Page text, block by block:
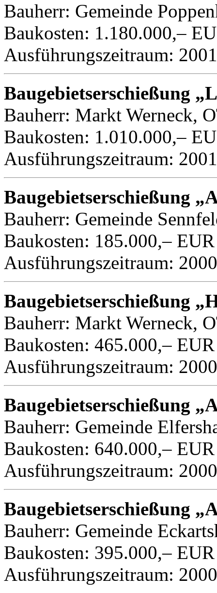
Bauherr: Gemeinde
Baukosten: 1.180.000,–
Ausführungszeitraum: 2001
Baugebietserschießung
Bauherr: Markt Werneck,
Baukosten: 1.010.000,–
Ausführungszeitraum: 2001
Baugebietserschießung
Bauherr: Gemeinde
Baukosten: 185.000,– EUR
Ausführungszeitraum: 2000
Baugebietserschießung
Bauherr: Markt Werneck,
Baukosten: 465.000,– EUR
Ausführungszeitraum: 2000
Baugebietserschießung
Bauherr: Gemeinde
Baukosten: 640.000,– EUR
Ausführungszeitraum: 2000
Baugebietserschießung
Bauherr: Gemeinde
Baukosten: 395.000,– EUR
Ausführungszeitraum: 2000